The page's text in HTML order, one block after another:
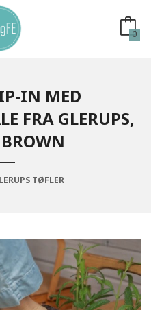
0
IN MED
FRA GLERUPS,
TØFLER